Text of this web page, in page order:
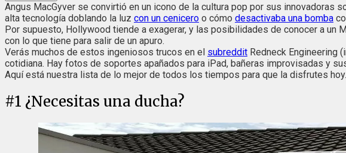
Angus MacGyver se convirtió en un icono de la cultura pop por sus innovadoras
alta tecnología doblando la luz con un cenicero o cómo desactivaba una bomba
Por supuesto, Hollywood tiende a exagerar, y las posibilidades de conocer a un
con lo que tiene para salir de un apuro.
Verás muchos de estos ingeniosos trucos en el subreddit Redneck Engineering
cotidiana. Hay fotos de soportes apañados para iPad, bañeras improvisadas y
Aquí está nuestra lista de lo mejor de todos los tiempos para que la disfrutes
#1 ¿Necesitas una ducha?